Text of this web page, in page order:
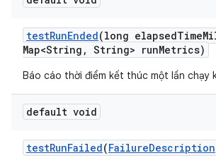
testRunEnded(long elapsedTime
Map<String , String> runMetrics)
Báo cáo thời điểm kết thúc một lần chạy
default void
testRunFailed(FailureDescription